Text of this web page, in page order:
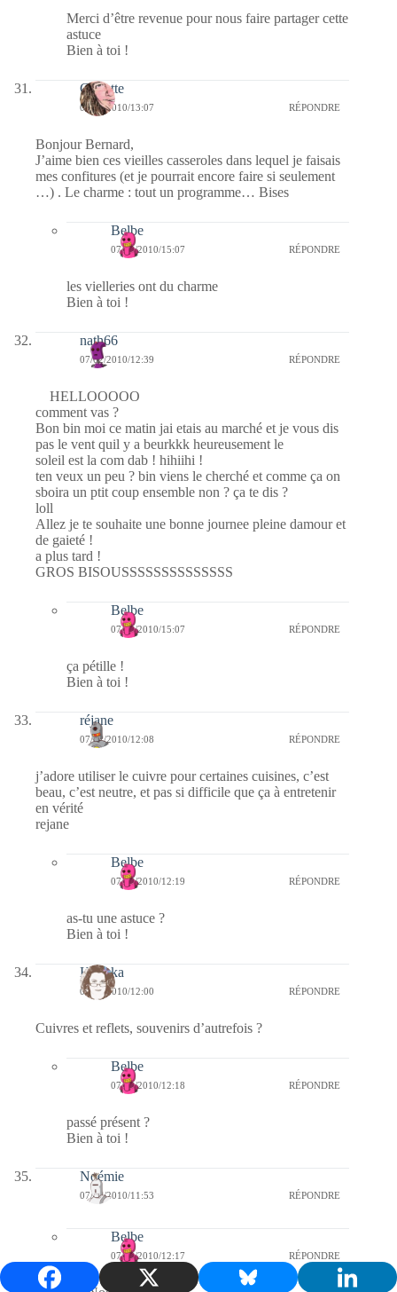
Merci d’être revenue pour nous faire partager cette
astuce
Bien à toi !
Crikette
07/02/2010/13:07 RÉPONDRE
Bonjour Bernard,
J’aime bien ces vieilles casseroles dans lequel je faisais
mes confitures (et je pourrait encore faire si seulement
…) . Le charme : tout un programme… Bises
Belbe
07/02/2010/15:07 RÉPONDRE
les vielleries ont du charme
Bien à toi !
nath66
07/02/2010/12:39 RÉPONDRE
HELLOOOOO
comment vas ?
Bon bin moi ce matin jai etais au marché et je vous dis
pas le vent quil y a beurkkk heureusement le
soleil est la com dab ! hihiihi !
ten veux un peu ? bin viens le cherché et comme ça on
sboira un ptit coup ensemble non ? ça te dis ?
loll
Allez je te souhaite une bonne journee pleine damour et
de gaieté !
a plus tard !
GROS BISOUSSSSSSSSSSSSSS
Belbe
07/02/2010/15:07 RÉPONDRE
ça pétille !
Bien à toi !
réjane
07/02/2010/12:08 RÉPONDRE
j’adore utiliser le cuivre pour certaines cuisines, c’est
beau, c’est neutre, et pas si difficile que ça à entretenir
en vérité
rejane
Belbe
07/02/2010/12:19 RÉPONDRE
as-tu une astuce ?
Bien à toi !
Heyoka
07/02/2010/12:00 RÉPONDRE
Cuivres et reflets, souvenirs d’autrefois ?
Belbe
07/02/2010/12:18 RÉPONDRE
passé présent ?
Bien à toi !
Noémie
07/02/2010/11:53 RÉPONDRE
Belbe
07/02/2010/12:17 RÉPONDRE